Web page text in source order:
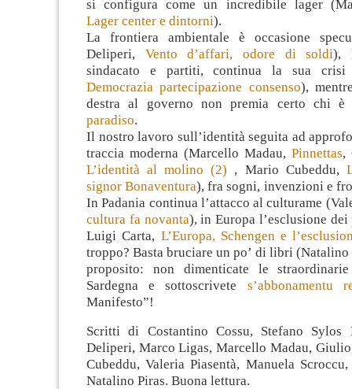
si configura come un incredibile lager
Lager center e dintorni).
La frontiera ambientale è occasione
Deliperi, Vento d’affari, odore di soldi),
sindacato e partiti, continua la sua crisi
Democrazia partecipazione consenso),
destra al governo non premia certo chi
paradiso.
Il nostro lavoro sull’identità seguita ad
traccia moderna (Marcello Madau, Pinnettas,
L’identità al molino (2) , Mario Cubeddu,
signor Bonaventura), fra sogni, invenzioni e
In Padania continua l’attacco al culturame
cultura fa novanta), in Europa l’esclusione
Luigi Carta, L’Europa, Schengen e
troppo? Basta bruciare un po’ di libri
proposito: non dimenticate le
Sardegna e sottoscrivete s’abbonamentu
Manifesto”!
Scritti di Costantino Cossu, Stefano Sylos
Deliperi, Marco Ligas, Marcello Madau,
Cubeddu, Valeria Piasentà, Manuela
Natalino Piras. Buona lettura.